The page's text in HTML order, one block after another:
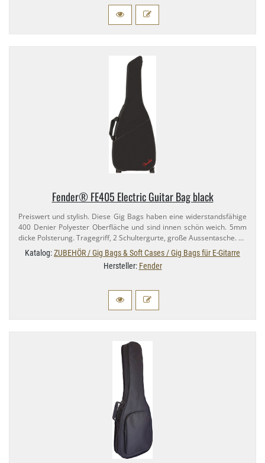
Fender® FE405 Electric Guitar Bag black
Preiswert und stylish. Diese Gig Bags haben eine widerstandsfähige
400 Denier Polyester Oberfläche und sind innen schön weich. 5mm
dicke Polsterung. Tragegriff, 2 Schultergurte, große Aussentasche. …
Katalog:ZUBEHÖR / Gig Bags & Soft Cases / Gig Bags für E-Gitarre
Hersteller: Fender